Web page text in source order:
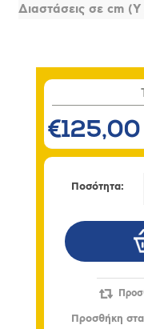
Διαστάσεις σε cm
€125,00
Ποσότητα: